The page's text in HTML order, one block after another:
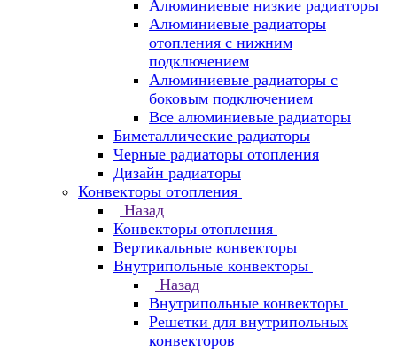
Алюминиевые низкие радиаторы
Алюминиевые радиаторы
отопления с нижним
подключением
Алюминиевые радиаторы с
боковым подключением
Все алюминиевые радиаторы
Биметаллические радиаторы
Черные радиаторы отопления
Дизайн радиаторы
Конвекторы отопления
Назад
Конвекторы отопления
Вертикальные конвекторы
Внутрипольные конвекторы
Назад
Внутрипольные конвекторы
Решетки для внутрипольных
конвекторов